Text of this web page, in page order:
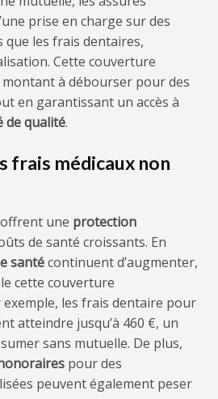
prise en charge sur des
les frais dentaires,
Cette couverture
à débourser pour des
en garantissant un accès à
de qualité.
frais médicaux non
une protection
de santé croissants. En
santécontinuent d’augmenter,
cette couverture
les frais dentaire pour
atteindre jusqu’à 460 €, un
sans mutuelle. De plus,
pour des
peuvent également peser